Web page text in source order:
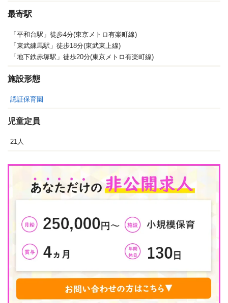
最寄駅
「平和台駅」徒歩4分(東京メトロ有楽町線)
「東武練馬駅」徒歩18分(東武東上線)
「地下鉄赤塚駅」徒歩20分(東京メトロ有楽町線)
施設形態
認証保育園
児童定員
21人